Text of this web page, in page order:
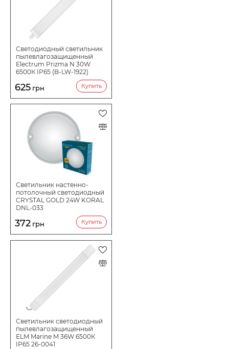
Светодиодный светильник
пылевлагозащищенный
Electrum Prizma N 30W
6500К IP65 (B-LW-1922)
625 грн Купить
Светильник настенно-
потолочный светодиодный
CRYSTAL GOLD 24W KORAL
DNL-033
372 грн Купить
Светильник светодиодный
пылевлагозащищенный
ELM Marine M 36W 6500К
IP65 26-0041